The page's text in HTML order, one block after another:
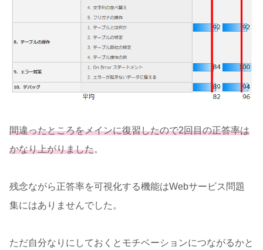
間違ったところをメインに復習したので2回目の正答率は
かなり上がりました。
残念ながら正答率を可視化する機能はWebサービス問題
集にはありませんでした。
ただ自分なりにしておくとモチベーションにつながるかと